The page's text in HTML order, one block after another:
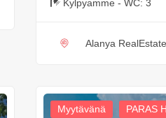
Kylpyamme - WC: 3
Alanya RealEstate
Myytävänä PARAS